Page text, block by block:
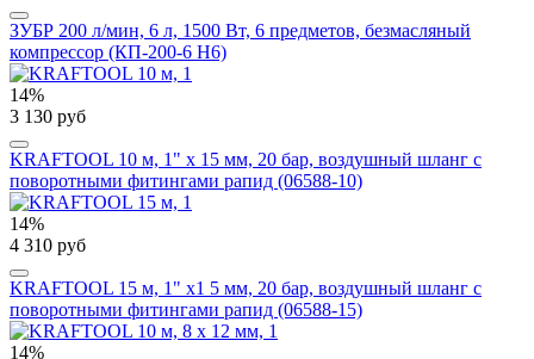
ЗУБР 200 л/мин, 6 л, 1500 Вт, 6 предметов, безмасляный
компрессор (КП-200-6 Н6)
14%
3 130 руб
KRAFTOOL 10 м, 1" х 15 мм, 20 бар, воздушный шланг с
поворотными фитингами рапид (06588-10)
14%
4 310 руб
KRAFTOOL 15 м, 1" х1 5 мм, 20 бар, воздушный шланг с
поворотными фитингами рапид (06588-15)
14%